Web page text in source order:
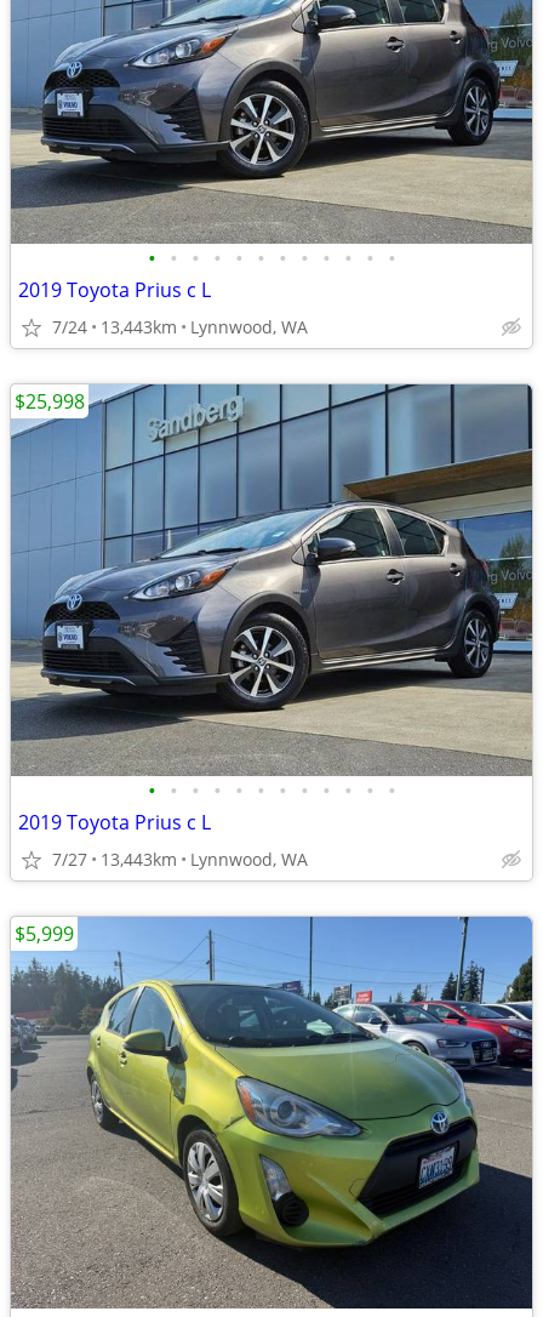
• • • • • • • • • • • •
2019 Toyota Prius c L
7/24 13,443km Lynnwood, WA
• • • • • • • • • • • •
2019 Toyota Prius c L
7/27 13,443km Lynnwood, WA
$25,998
$5,999